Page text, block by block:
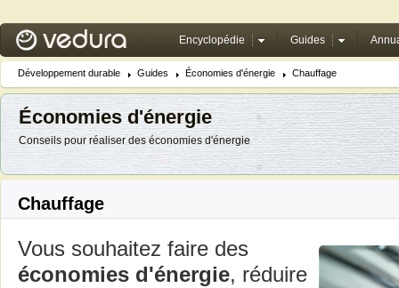
Encyclopédie Guides
Développement durable Guides Économies d'énergie Chauffage
Économies d'énergie
Conseils pour réaliser des économies d'énergie
Chauffage
Vous souhaitez faire des
économies d'énergie, réduire